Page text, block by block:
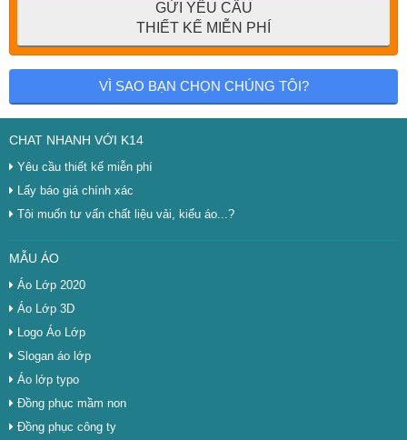
GỬI YÊU CẦU
THIẾT KẾ MIỄN PHÍ
VÌ SAO BẠN CHỌN CHÚNG TÔI?
CHAT NHANH VỚI K14
Yêu cầu thiết kế miễn phí
Lấy báo giá chính xác
Tôi muốn tư vấn chất liệu vải, kiểu áo...?
MẪU ÁO
Áo Lớp 2020
Áo Lớp 3D
Logo Áo Lớp
Slogan áo lớp
Áo lớp typo
Đồng phục mầm non
Đồng phục công ty